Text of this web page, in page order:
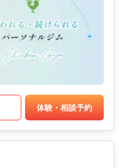
体験・相談予約